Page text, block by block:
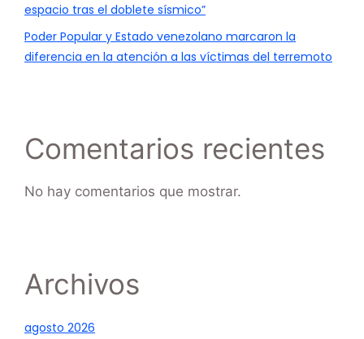
espacio tras el doblete sísmico”
Poder Popular y Estado venezolano marcaron la
diferencia en la atención a las víctimas del terremoto
Comentarios recientes
No hay comentarios que mostrar.
Archivos
agosto 2026